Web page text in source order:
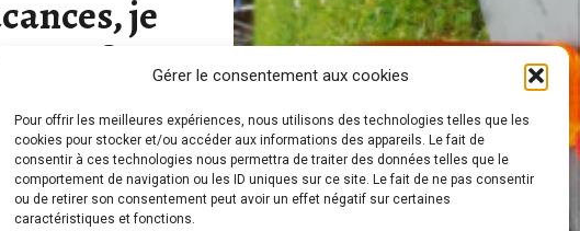
Gérer le consentement aux cookies
Pour offrir les meilleures expériences, nous utilisons des technologies telles que les
cookies pour stocker et/ou accéder aux informations des appareils. Le fait de
consentir à ces technologies nous permettra de traiter des données telles que le
comportement de navigation ou les ID uniques sur ce site. Le fait de ne pas consentir
ou de retirer son consentement peut avoir un effet négatif sur certaines
caractéristiques et fonctions.
Continue reading
je
offre
? un
Sirop de
fraises